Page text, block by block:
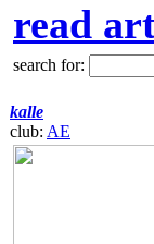
read
search for:
kalle
club: AE